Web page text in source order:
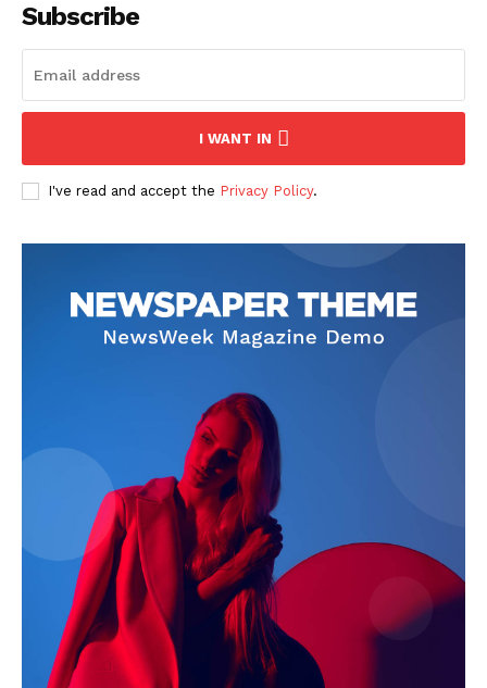
Subscribe
I WANT IN
I've read and accept the Privacy Policy.